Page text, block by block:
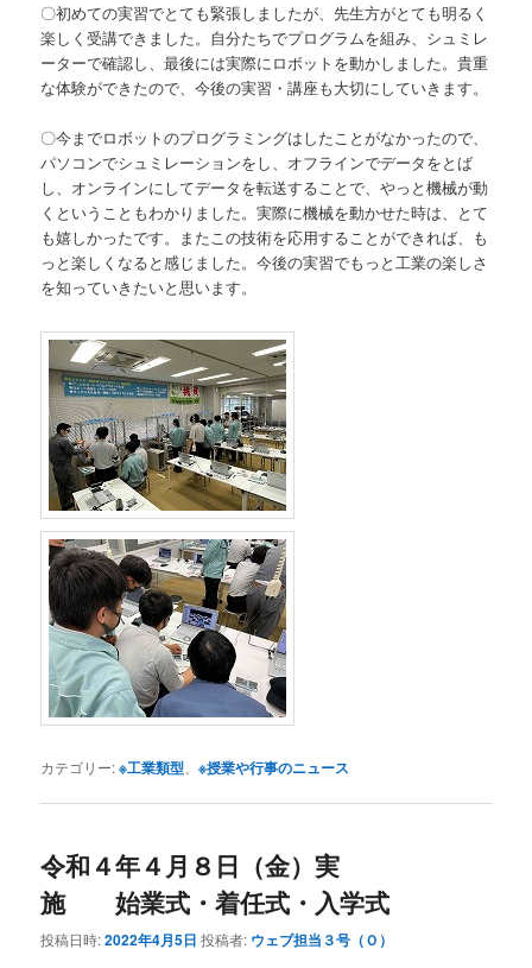
〇初めての実習でとても緊張しましたが、先生方がとても明るく
楽しく受講できました。自分たちでプログラムを組み、シュミレ
ーターで確認し、最後には実際にロボットを動かしました。貴重
な体験ができたので、今後の実習・講座も大切にしていきます。
〇今までロボットのプログラミングはしたことがなかったので、
パソコンでシュミレーションをし、オフラインでデータをとば
し、オンラインにしてデータを転送することで、やっと機械が動
くということもわかりました。実際に機械を動かせた時は、とて
も嬉しかったです。またこの技術を応用することができれば、も
っと楽しくなると感じました。今後の実習でもっと工業の楽しさ
を知っていきたいと思います。
カテゴリー:※工業類型 、※授業や行事のニュース
令和４年４月８日（金）実
施 始業式・着任式・入学式
投稿日時:2022年4月5日 投稿者: ウェブ担当３号（Ｏ）